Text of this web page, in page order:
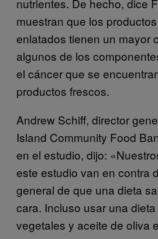
muestran que los
enlatados tienen un mayor
algunos de los
el cáncer que se
productos frescos.
Andrew Schiff, director
Island Community Food
en el estudio, dijo:
este estudio van en contra
general de que una dieta
cara. Incluso usar una
vegetales y aceite de oliva